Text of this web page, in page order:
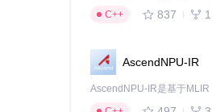
C++
837
AscendNPU-IR